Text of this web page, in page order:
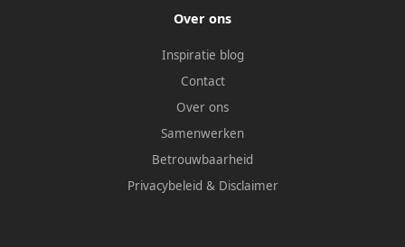
Over ons
Inspiratie blog
Contact
Over ons
Samenwerken
Betrouwbaarheid
Privacybeleid & Disclaimer